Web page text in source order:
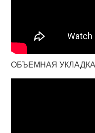
ОБЪЕМНАЯ УКЛАДКА